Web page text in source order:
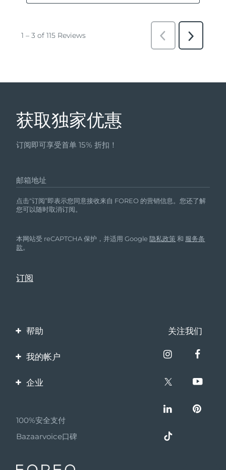
获取独家优惠
订阅即可享受首单 15% 折扣！
邮箱地址
点击“订阅”即表示您同意接收来自 FOREO 的营销信息。您还了解
您可以随时取消订阅。
本网站受 reCAPTCHA 保护，并适用 Google隐私政策 和 服务条
款。
帮助
联系我们
保修与退换货
关注我们
我的帐户
产品注册
企业
伙伴计划
联盟新闻
100%安全支付
Bazaarvoice口碑